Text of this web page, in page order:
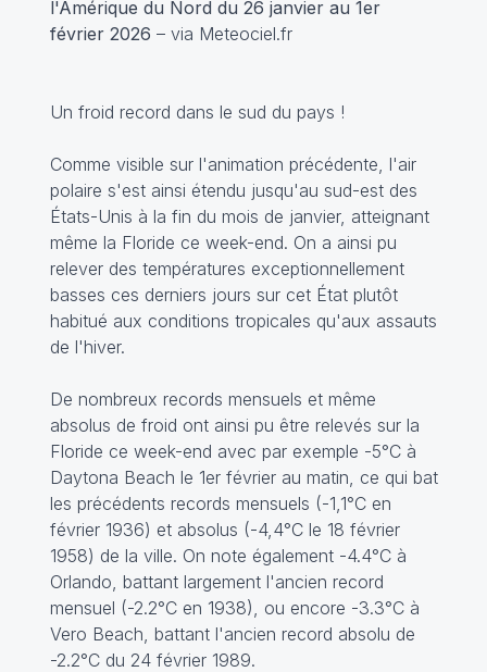
l'Amérique du Nord du 26 janvier au 1er
février 2026 – via Meteociel.fr
Un froid record dans le sud du pays !
Comme visible sur l'animation précédente, l'air
polaire s'est ainsi étendu jusqu'au sud-est des
États-Unis à la fin du mois de janvier, atteignant
même la Floride ce week-end. On a ainsi pu
relever des températures exceptionnellement
basses ces derniers jours sur cet État plutôt
habitué aux conditions tropicales qu'aux assauts
de l'hiver.
De nombreux records mensuels et même
absolus de froid ont ainsi pu être relevés sur la
Floride ce week-end avec par exemple -5°C à
Daytona Beach le 1er février au matin, ce qui bat
les précédents records mensuels (-1,1°C en
février 1936) et absolus (-4,4°C le 18 février
1958) de la ville. On note également -4.4°C à
Orlando, battant largement l'ancien record
mensuel (-2.2°C en 1938), ou encore -3.3°C à
Vero Beach, battant l'ancien record absolu de
-2.2°C du 24 février 1989.